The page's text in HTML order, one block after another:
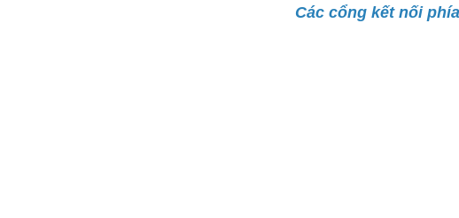
Các cổng kết nối